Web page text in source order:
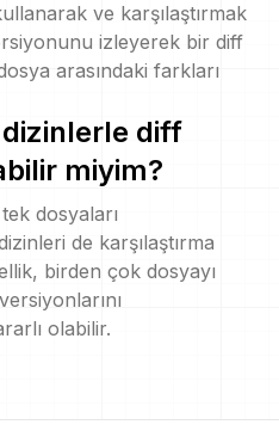
ve karşılaştırmak
izleyerek bir diff
arasındaki farkları
diff
miyim?
dosyaları
de karşılaştırma
birden çok dosyayı
olabilir.